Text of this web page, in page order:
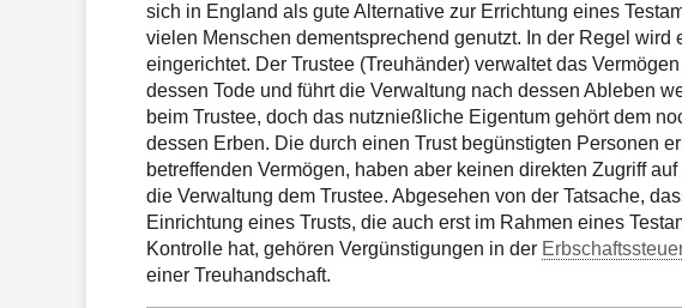
sich in England als gute Alternative zur Errichtung eines
vielen Menschen dementsprechend genutzt. In der Regel wird
eingerichtet. Der Trustee (Treuhänder) verwaltet das
dessen Tode und führt die Verwaltung nach dessen Ableben
beim Trustee, doch das nutznießliche Eigentum gehört dem
dessen Erben. Die durch einen Trust begünstigten Personen
betreffenden Vermögen, haben aber keinen direkten Zugriff
die Verwaltung dem Trustee. Abgesehen von der Tatsache,
Einrichtung eines Trusts, die auch erst im Rahmen eines
Kontrolle hat, gehören Vergünstigungen in der
einer Treuhandschaft.